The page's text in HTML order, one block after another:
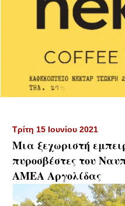
Τρίτη 15 Ιουνίου 2021
Μια ξεχωριστή
πυροσβέστες του
ΑΜΕΑ Αργολίδας